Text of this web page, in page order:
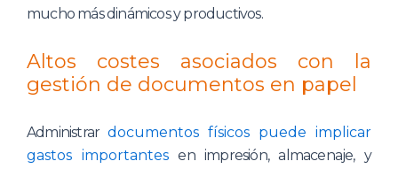
mucho más dinámicos y productivos.
Altos costes asociados con la
gestión de documentos en papel
Administrardocumentos físicos puede implicar
gastos importantes en impresión, almacenaje, y